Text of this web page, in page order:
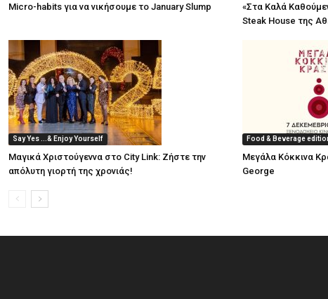
Micro-habits για να νικήσουμε το January Slump
«Στα Καλά
Steak House της
Say Yes ...& Enjoy Yourself
Μαγικά Χριστούγεννα στο City Link: Ζήστε την
απόλυτη γιορτή της χρονιάς!
Food & Beverage
Μεγάλα Κόκκινα
George